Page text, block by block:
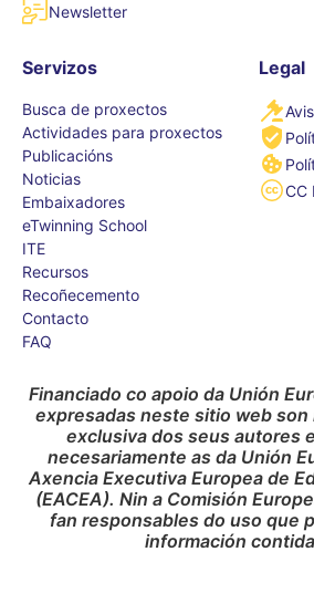
Newsletter
Servizos
Busca de proxectos
Actividades para proxectos
Publicacións
Noticias
Embaixadores
eTwinning School
ITE
Recursos
Recoñecemento
Contacto
FAQ
Legal
CC
Financiado co apoio da Unión
expresadas neste sitio web
exclusiva dos seus autores
necesariamente as da Unión
Axencia Executiva Europea de
(EACEA). Nin a Comisión
fan responsables do uso que
información